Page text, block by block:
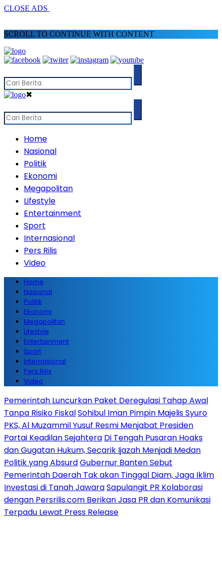
CLOSE ADS
SCROLL TO CONTINUE WITH CONTENT
✖
Home
Nasional
Politik
Ekonomi
Megapolitan
Lifestyle
Entertainment
Sport
Internasional
Pers Rilis
Video
Home
Nasional
Politik
Ekonomi
Megapolitan
Lifestyle
Entertainment
Sport
Internasional
Pers Rilis
Video
Pemerintah Luncurkan Paket Deregulasi Tahap Awal
Tanpa Risiko FiskalSohibul Iman Pimpin Majelis Syuro
PKS, Al Muzammil Yusuf Resmi Menjabat Presiden
Partai Keadilan Sejahtera Di Tengah Pusaran Hoaks
dan Gugatan Hukum, Secarik Ijazah Menjadi Medan
Politik yang AbsurdGubernur Banten Sebut
Pemerintah Daerah Tak akan Tinggal Diam, Jaga Iklim
Investasi di Tanah JawaraSapulangit PR Kolaborasi
dengan Persrilis.com Berikan Jasa PR dan Komunikasi
Terpadu Lewat Press Release